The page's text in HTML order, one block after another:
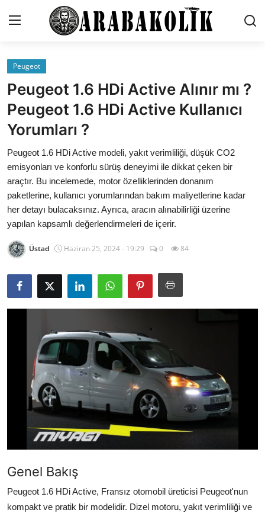
İletişim
Genel
Karşılaştırmalar
Testler
Markalar
Öneriler
Motosiklet
Paketler
Yağlar
Oto Bilgi
Peugeot
Peugeot 1.6 HDi Active Alınır mı ?
Peugeot 1.6 HDi Active Kullanıcı
Yorumları ?
Peugeot 1.6 HDi Active modeli, yakıt verimliliği, düşük CO2
emisyonları ve konforlu sürüş deneyimi ile dikkat çeken bir
araçtır. Bu incelemede, motor özelliklerinden donanım
paketlerine, kullanıcı yorumlarından bakım maliyetlerine kadar
her detayı bulacaksınız. Ayrıca, aracın alınabilirliği üzerine
yapılan kapsamlı değerlendirmeleri de içerir.
Üstad Haziran 25, 2024 - 19:29 0 84
Genel Bakış
Peugeot 1.6 HDi Active, Fransız otomobil üreticisi Peugeot'nun
kompakt ve pratik bir modelidir. Dizel motoru, yakıt verimliliği ve